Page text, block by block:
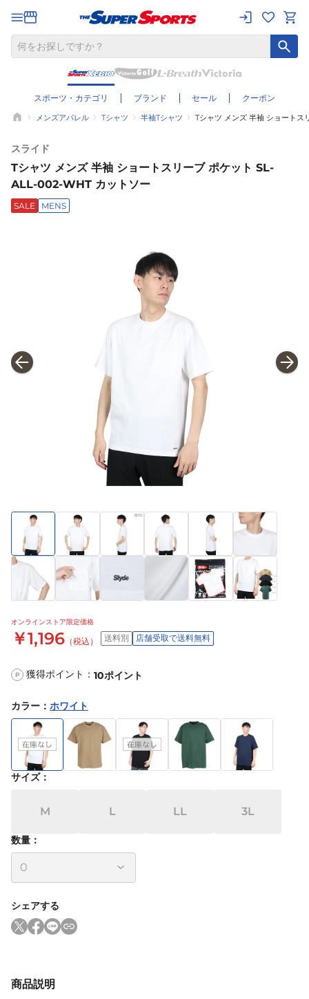
スポーツ・カテゴリ ブランド セール クーポン
メンズアパレル Tシャツ 半袖Tシャツ Tシャツ メンズ 半袖 ショート
スライド
Tシャツ メンズ 半袖 ショートスリーブ ポケット SL-
ALL-002-WHT カットソー
SALE MENS
オンラインストア限定価格
￥1,196 （税込） 送料別 店舗受取で送料無料
P 獲得ポイント： 10ポイント
カラー ： ホワイト
サイズ：
M L LL 3L
数量：
シェアする
商品説明